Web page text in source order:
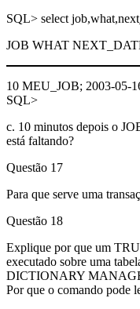
SQL> select
JOB WHAT
10 MEU_JOB; 2003-05-
SQL>
c. 10 minutos depois o
está faltando?
Questão 17
Para que serve uma
Questão 18
Explique por que um
executado sobre uma
DICTIONARY
Por que o comando pode